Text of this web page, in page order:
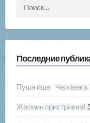
Последние
Пуша ищет Человека.
Жасмин пристроена!